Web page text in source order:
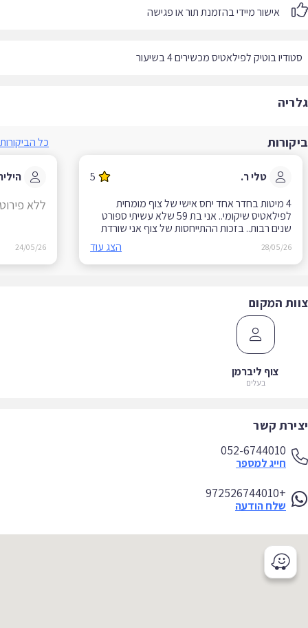
אישור מיידי בהזמנת תור או פגישה
בוטיק לפילאטיס מכשירים 4 בשיעור
כל הביקורות
טלי ר.
5
4 מיטות בחדר אחד יחס אישי של צוף מומחית
לפילאטיס שיקומי.. אני בת 59 שלא עשיתי ספורט
שנים רבות.. בזכות ההתייחסות של צוף אני שורדת
28/05/26 הצג עוד
הילית
ללא פירוט
24/05/26
המקום
צוף ליברמן
בעלים
קשר
052-6744010
חייג למספר
+972526744010
שלח הודעה